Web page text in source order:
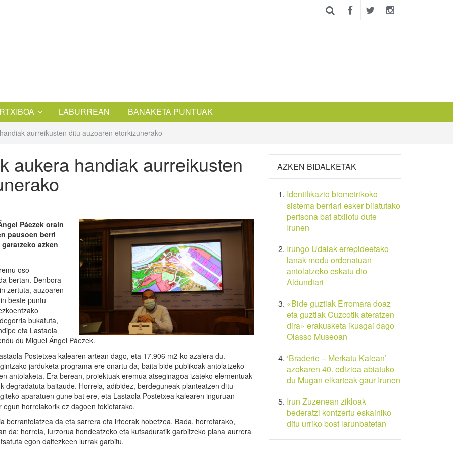
LABURREAN BANAKETA PUNTUAK
aurreikusten ditu auzoaren etorkizunerako
aukera handiak aurreikusten
Páezek orain
pausoen berri
azken
oso
bertan. Denbora
zertuta, auzoaren
beste puntu
bukatuta,
eta Lastaola
du Miguel Ángel Páezek.
Postetxea kalearen artean dago, eta 17.906 m2-ko azalera du.
jarduketa programa ere onartu da, baita bide publikoak antolatzeko
antolaketa. Era berean, proiektuak eremua atseginagoa izateko elementuak
degradatuta baitaude. Horrela, adibidez, berdeguneak planteatzen ditu
aparatuen gune bat ere, eta Lastaola Postetxea kalearen inguruan
horrelakorik ez dagoen tokietarako.
berrantolatzea da eta sarrera eta irteerak hobetzea. Bada, horretarako,
da; horrela, lurzorua hondeatzeko eta kutsaduratik garbitzeko plana aurrera
egon daitezkeen lurrak garbitu.
AZKEN BIDALKETAK
Identifikazio biometrikoko
sistema berriari esker bilatutako
pertsona bat atxilotu dute
Irunen
Irungo Udalak errepideetako
lanak modu ordenatuan
antolatzeko eskatu dio
Aldundiari
«Bide guztiak Erromara doaz
eta guztiak Cuzcotik ateratzen
dira» erakusketa ikusgai dago
Oiasso Museoan
‘Braderie – Merkatu Kalean’
azokaren 40. edizioa abiatuko
du Mugan elkarteak gaur Irunen
Irun Zuzenean zikloak
bederatzi kontzertu eskainiko
ditu urriko bost larunbatetan